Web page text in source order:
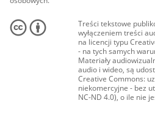
Treści tekstowe
wyłączeniem treści
na licencji typu
- na tych samych
Materiały
audio i wideo, są
Creative Commons:
niekomercyjne - bez
NC-ND 4.0), o ile nie